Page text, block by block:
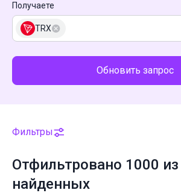
Получаете
TRX
Обновить запрос
Фильтры
Отфильтровано 1000
найденных